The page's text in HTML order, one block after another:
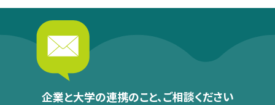
企業と大学の連携のこと、ご相談ください